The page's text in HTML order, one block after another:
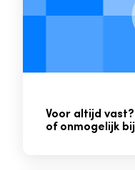
Voor altijd
of onmogelijk